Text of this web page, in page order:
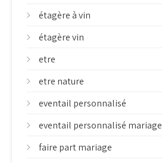
étagère à vin
étagère vin
etre
etre nature
eventail personnalisé
eventail personnalisé mariage
faire part mariage